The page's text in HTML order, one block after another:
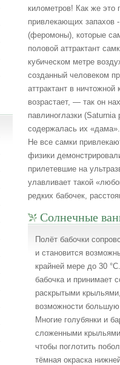
километров! Как же это
привлекающих запахов
(феромоны), которые
половой аттрактант
кубическом метре
созданный человеком
аттрактант в
возрастает, — так он
павлиноглазки
содержалась их «дама».
Не все самки
физики
прилетевшие на
улавливает такой
редких бабочек,
Солнечные
Полёт бабочки
и становится
крайней мере до 30
бабочка и принимает
раскрытыми
возможности
Многие голубянки и
сложенными
чтобы поглотить
тёмная окраска